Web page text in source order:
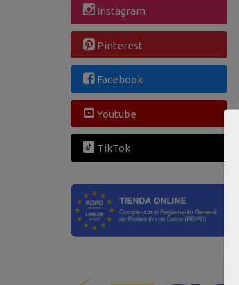
Instagram
Pinterest
Facebook
Youtube
TikTok